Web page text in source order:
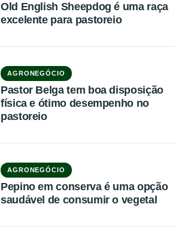
Old English Sheepdog é uma raça
excelente para pastoreio
AGRONEGÓCIO
Pastor Belga tem boa disposição
física e ótimo desempenho no
pastoreio
AGRONEGÓCIO
Pepino em conserva é uma opção
saudável de consumir o vegetal